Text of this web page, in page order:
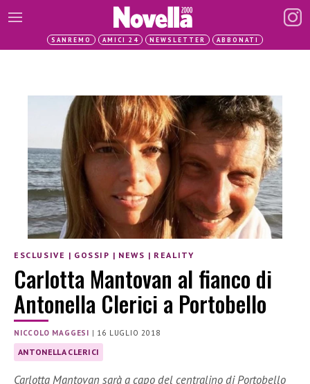
SANREMO AMICI 24 NEWSLETTER ABBONATI
ESCLUSIVE | GOSSIP | NEWS | REALITY
Carlotta Mantovan al fianco di
Antonella Clerici a Portobello
NICCOLO MAGGESI | 16 LUGLIO 2018
ANTONELLA CLERICI
Carlotta Mantovan sarà a capo del centralino di Portobello